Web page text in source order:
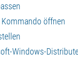
öffnen
Windows-